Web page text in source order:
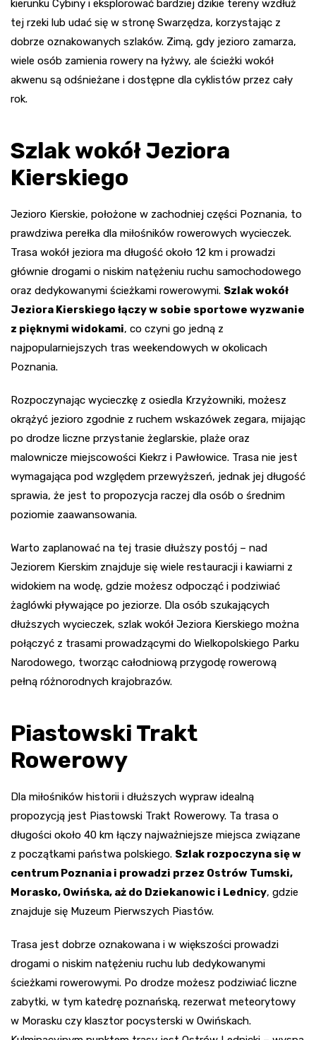
kierunku Cybiny i eksplorować bardziej dzikie tereny wzdłuż
tej rzeki lub udać się w stronę Swarzędza, korzystając z
dobrze oznakowanych szlaków. Zimą, gdy jezioro zamarza,
wiele osób zamienia rowery na łyżwy, ale ścieżki wokół
akwenu są odśnieżane i dostępne dla cyklistów przez cały
rok.
Szlak wokół Jeziora
Kierskiego
Jezioro Kierskie, położone w zachodniej części Poznania, to
prawdziwa perełka dla miłośników rowerowych wycieczek.
Trasa wokół jeziora ma długość około 12 km i prowadzi
głównie drogami o niskim natężeniu ruchu samochodowego
oraz dedykowanymi ścieżkami rowerowymi. Szlak wokół
Jeziora Kierskiego łączy w sobie sportowe wyzwanie
z pięknymi widokami, co czyni go jedną z
najpopularniejszych tras weekendowych w okolicach
Poznania.
Rozpoczynając wycieczkę z osiedla Krzyżowniki, możesz
okrążyć jezioro zgodnie z ruchem wskazówek zegara, mijając
po drodze liczne przystanie żeglarskie, plaże oraz
malownicze miejscowości Kiekrz i Pawłowice. Trasa nie jest
wymagająca pod względem przewyższeń, jednak jej długość
sprawia, że jest to propozycja raczej dla osób o średnim
poziomie zaawansowania.
Warto zaplanować na tej trasie dłuższy postój – nad
Jeziorem Kierskim znajduje się wiele restauracji i kawiarni z
widokiem na wodę, gdzie możesz odpocząć i podziwiać
żaglówki pływające po jeziorze. Dla osób szukających
dłuższych wycieczek, szlak wokół Jeziora Kierskiego można
połączyć z trasami prowadzącymi do Wielkopolskiego Parku
Narodowego, tworząc całodniową przygodę rowerową
pełną różnorodnych krajobrazów.
Piastowski Trakt
Rowerowy
Dla miłośników historii i dłuższych wypraw idealną
propozycją jest Piastowski Trakt Rowerowy. Ta trasa o
długości około 40 km łączy najważniejsze miejsca związane
z początkami państwa polskiego. Szlak rozpoczyna się w
centrum Poznania i prowadzi przez Ostrów Tumski,
Morasko, Owińska, aż do Dziekanowic i Lednicy, gdzie
znajduje się Muzeum Pierwszych Piastów.
Trasa jest dobrze oznakowana i w większości prowadzi
drogami o niskim natężeniu ruchu lub dedykowanymi
ścieżkami rowerowymi. Po drodze możesz podziwiać liczne
zabytki, w tym katedrę poznańską, rezerwat meteorytowy
w Morasku czy klasztor pocysterski w Owińskach.